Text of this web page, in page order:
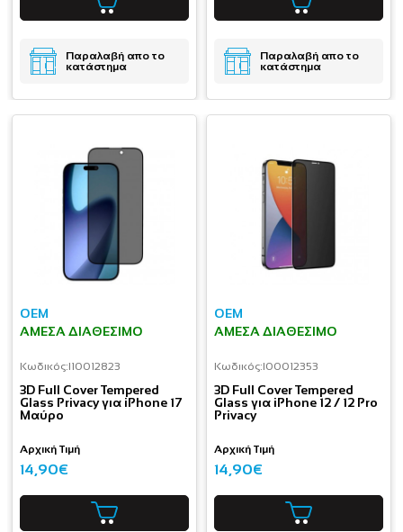
Παραλαβή απο το
κατάστημα
Παραλαβή απο το
κατάστημα
OEM
ΆΜΕΣΑ ΔΙΑΘΈΣΙΜΟ
Κωδικός:I10012823
3D Full Cover Tempered
Glass Privacy για iPhone 17
Μαύρο
Αρχική Τιμή
14,90€
OEM
ΆΜΕΣΑ ΔΙΑΘΈΣΙΜΟ
Κωδικός:I00012353
3D Full Cover Tempered
Glass για iPhone 12 / 12 Pro
Privacy
Αρχική Τιμή
14,90€